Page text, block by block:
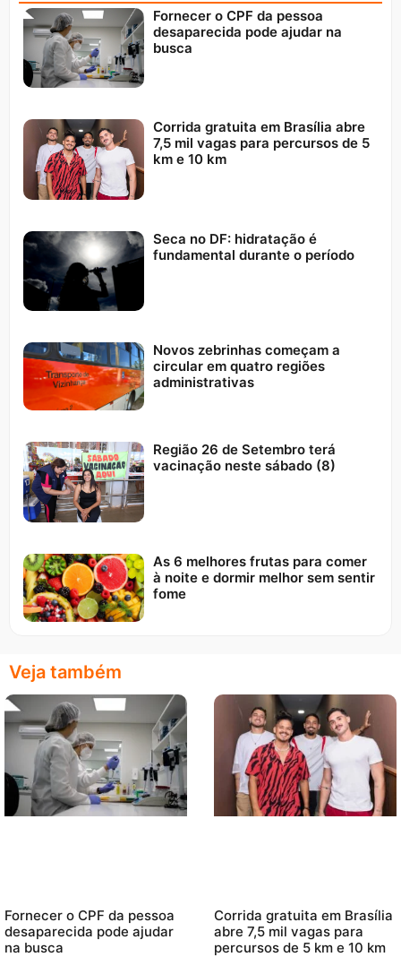
Fornecer o CPF da pessoa
desaparecida pode ajudar na
busca
Corrida gratuita em Brasília abre
7,5 mil vagas para percursos de 5
km e 10 km
Seca no DF: hidratação é
fundamental durante o período
Novos zebrinhas começam a
circular em quatro regiões
administrativas
Região 26 de Setembro terá
vacinação neste sábado (8)
As 6 melhores frutas para comer
à noite e dormir melhor sem sentir
fome
Veja também
Fornecer o CPF da pessoa
desaparecida pode ajudar
na busca
Corrida gratuita em Brasília
abre 7,5 mil vagas para
percursos de 5 km e 10 km